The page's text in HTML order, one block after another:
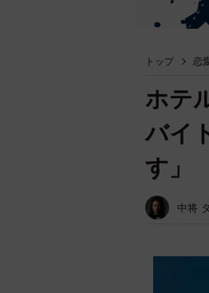
トップ 恋
ホテ
バイ
す」
中将